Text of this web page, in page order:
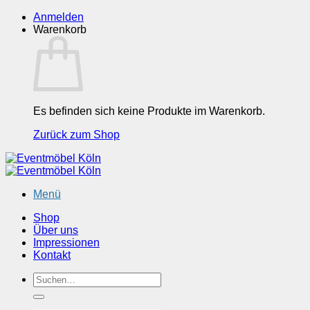
Zum
Inhalt
Anmelden
Warenkorb
Es befinden sich keine Produkte im Warenkorb.
Zurück zum Shop
Menü
Shop
Über uns
Impressionen
Kontakt
Suchen
nach: